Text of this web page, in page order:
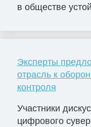
в обществе
Эксперты
отрасль к
контроля
Участники
цифрового